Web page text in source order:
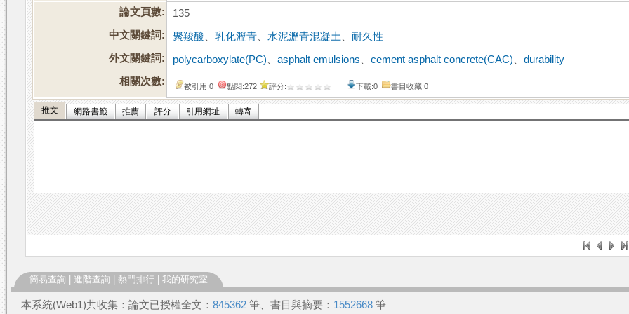
論文頁數:
135
中文關鍵詞:
聚羧酸 、乳化瀝青 水泥瀝青混凝土 、耐久性
外文關鍵詞:
polycarboxylate(PC) 、asphalt emulsions 、cement asphalt concrete(CAC) 、durability
相關次數:
被引用:0 點閱:272 評分: 下載:0 書目收藏:0
推文 網路書籤 推薦 評分 引用網址 轉寄
簡易查詢 進階查詢 熱門排行 我的研究室
本系統(Web1)共收集：論文已授權全文： 845362 筆、書目與摘要： 1552668 筆